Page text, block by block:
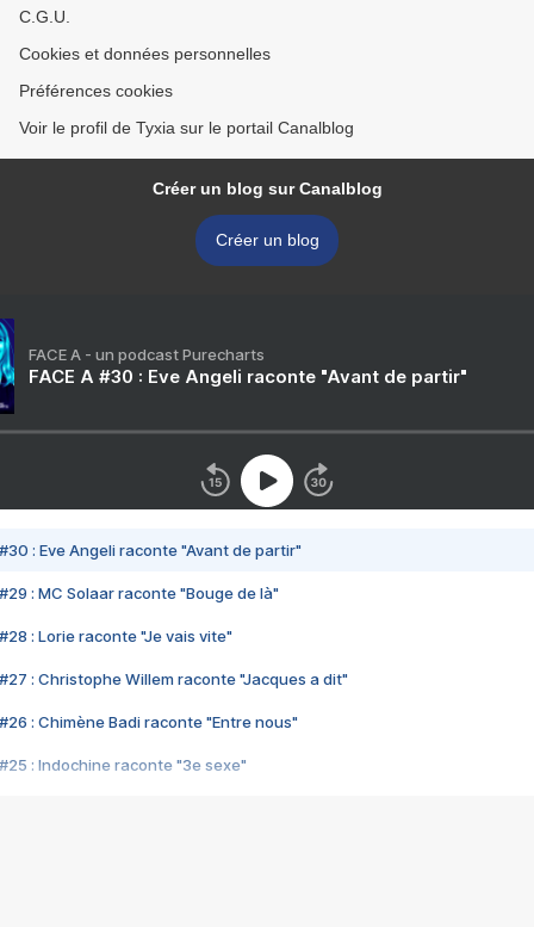
C.G.U.
Cookies et données personnelles
Préférences cookies
Voir le profil de Tyxia sur le portail Canalblog
Créer un blog sur Canalblog
Créer un blog
FACE A - un podcast Purecharts
FACE A #30 : Eve Angeli raconte "Avant de partir"
#30 : Eve Angeli raconte "Avant de partir"
#29 : MC Solaar raconte "Bouge de là"
#28 : Lorie raconte "Je vais vite"
#27 : Christophe Willem raconte "Jacques a dit"
#26 : Chimène Badi raconte "Entre nous"
#25 : Indochine raconte "3e sexe"